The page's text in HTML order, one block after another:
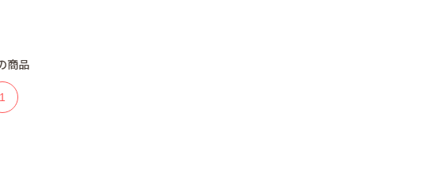
商品
1